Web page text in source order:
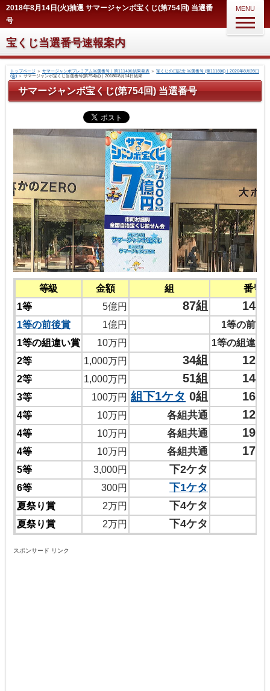
2018年8月14日(火)抽選 サマージャンボ宝くじ(第754回) 当選番
号
宝くじ当選番号速報案内
MENU
トップページ＞ サマージャンボプレミアム当選番号｜第1114回 結果発表 ＞宝くじの日記念 当選番号 (第1118回)｜2026年8月28日
(金)＞ サマージャンボ宝くじ当選番号(第754回)｜2018年8月14日結果
サマージャンボ宝くじ(第754回) 当選番号
等級 金額 組
番号
1等
5億円 87組
1等の前後賞 1億円
1等の前後
1等の組違い賞
10万円
1等の組違い
2等
1,000万円 34組
2等 1,000万円 51組
3等 100万円 組下1ケタ 0組
4等 10万円 各組共通
4等 10万円 各組共通
4等 10万円 各組共通
5等 3,000円 下2ケタ
6等 300円 下1ケタ
夏祭り賞 2万円 下4ケタ
夏祭り賞 2万円 下4ケタ
スポンサード リンク